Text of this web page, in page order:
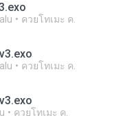
ควยโทเมะ ค.
ควยโทเมะ ค.
ควยโทเมะ ค.